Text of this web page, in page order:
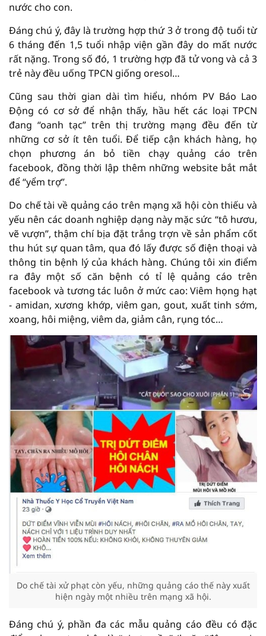
nước cho con.
Đáng chú ý, đây là trường hợp thứ 3 ở trong độ tuổi từ
6 tháng đến 1,5 tuổi nhập viện gần đây do mất nước
rất nặng. Trong số đó, 1 trường hợp đã tử vong và cả 3
trẻ này đều uống TPCN giống oresol…
Cũng sau thời gian dài tìm hiểu, nhóm PV Báo Lao
Động có cơ sở để nhận thấy, hầu hết các loại TPCN
đang “oanh tạc” trên thị trường mạng đều đến từ
những cơ sở ít tên tuổi. Để tiếp cận khách hàng, họ
chọn phương án bỏ tiền chạy quảng cáo trên
facebook, đồng thời lập thêm những website bắt mắt
để “yểm trợ”.
Do chế tài về quảng cáo trên mạng xã hội còn thiếu và
yếu nên các doanh nghiệp dạng này mặc sức “tô hươu,
vẽ vượn”, thậm chí bịa đặt trắng trợn về sản phẩm cốt
thu hút sự quan tâm, qua đó lấy được số điện thoại và
thông tin bệnh lý của khách hàng. Chúng tôi xin điểm
ra đây một số căn bệnh có tỉ lệ quảng cáo trên
facebook và tương tác luôn ở mức cao: Viêm họng hạt
- amidan, xương khớp, viêm gan, gout, xuất tinh sớm,
xoang, hôi miệng, viêm da, giảm cân, rụng tóc…
Do chế tài xử phạt còn yếu, những quảng cáo thế này xuất
hiện ngày một nhiều trên mạng xã hội.
Đáng chú ý, phần đa các mẫu quảng cáo đều có đặc